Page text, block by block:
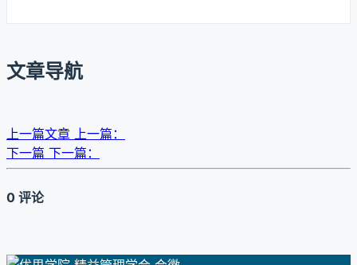
文章导航
上一篇文章 上一篇：
下一篇 下一篇：
0 评论